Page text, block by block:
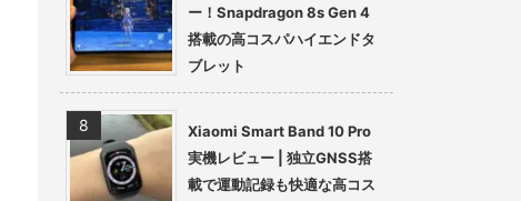
ー！Snapdragon 8s Gen 4
搭載の高コスパハイエンドタ
ブレット
Xiaomi Smart Band 10 Pro
実機レビュー | 独立GNSS搭
載で運動記録も快適な高コス